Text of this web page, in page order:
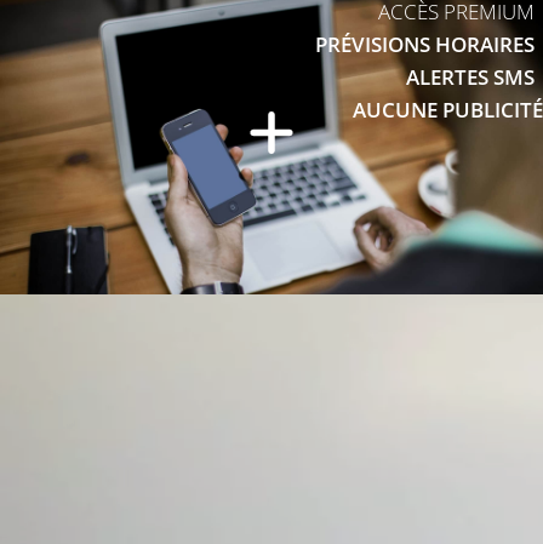
ACCÈS PREMIUM
PRÉVISIONS HORAIRES
ALERTES SMS
AUCUNE PUBLICITÉ